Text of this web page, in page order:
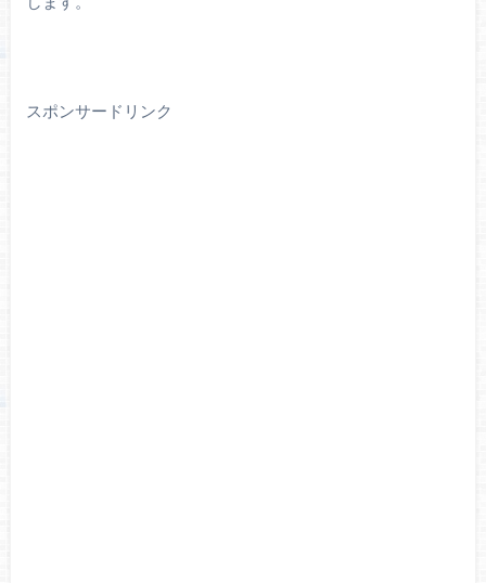
スポンサードリンク